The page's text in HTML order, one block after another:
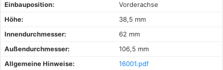
Einbauposition:
Vorderachse
Höhe:
38,5 mm
Innendurchmesser:
62 mm
Außendurchmesser:
106,5 mm
Allgemeine Hinweise:
16001.pdf